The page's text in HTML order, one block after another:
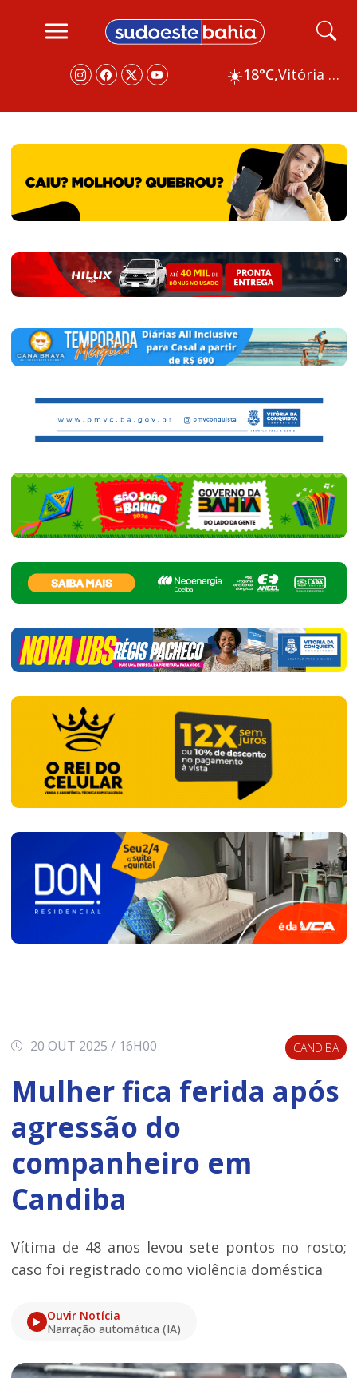
☀️18°C, Vitória da Conquista
20 OUT 2025 / 16H00 CANDIBA
Mulher fica ferida após
agressão do
companheiro em
Candiba
Vítima de 48 anos levou sete pontos no rosto;
caso foi registrado como violência doméstica
Ouvir Notícia
Narração automática (IA)